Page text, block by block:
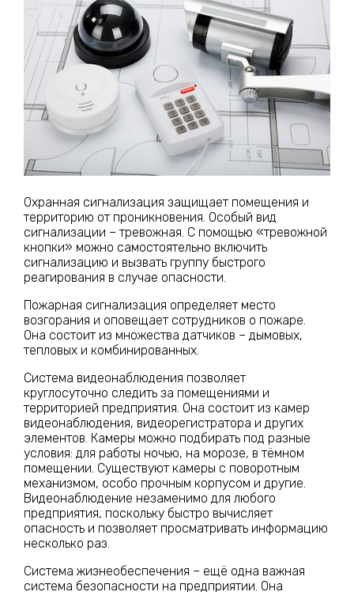
Охранная сигнализация защищает помещения и
территорию от проникновения. Особый вид
сигнализации – тревожная. С помощью «тревожной
кнопки» можно самостоятельно включить
сигнализацию и вызвать группу быстрого
реагирования в случае опасности.
Пожарная сигнализация определяет место
возгорания и оповещает сотрудников о пожаре.
Она состоит из множества датчиков – дымовых,
тепловых и комбинированных.
Система видеонаблюдения позволяет
круглосуточно следить за помещениями и
территорией предприятия. Она состоит из камер
видеонаблюдения, видеорегистратора и других
элементов. Камеры можно подбирать под разные
условия: для работы ночью, на морозе, в тёмном
помещении. Существуют камеры с поворотным
механизмом, особо прочным корпусом и другие.
Видеонаблюдение незаменимо для любого
предприятия, поскольку быстро вычисляет
опасность и позволяет просматривать информацию
несколько раз.
Система жизнеобеспечения – ещё одна важная
система безопасности на предприятии. Она